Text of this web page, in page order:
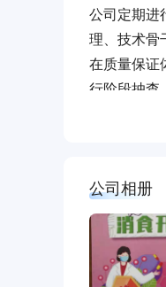
公司定期进
理、技术骨
在质量保证
行阶段抽查
为了使我
公司相册